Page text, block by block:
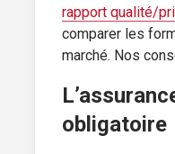
rapport qualité/
comparer les
marché. Nos
obligatoire